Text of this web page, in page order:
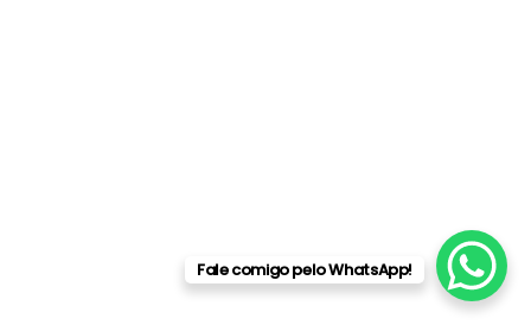
Fale comigo pelo WhatsApp!